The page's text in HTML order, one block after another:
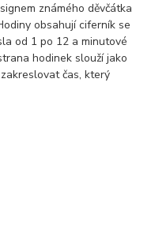
známého děvčátka
obsahují ciferník se
od 1 po 12 a minutové
hodinek slouží jako
čas, který